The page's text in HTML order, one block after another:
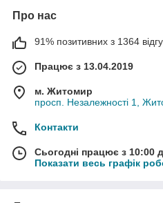
Про нас
91% позитивних з 1364
Працює з 13.04.2019
м. Житомир
просп. Незалежності 1,
Контакти
Сьогодні працює з 10:00
Показати весь графік